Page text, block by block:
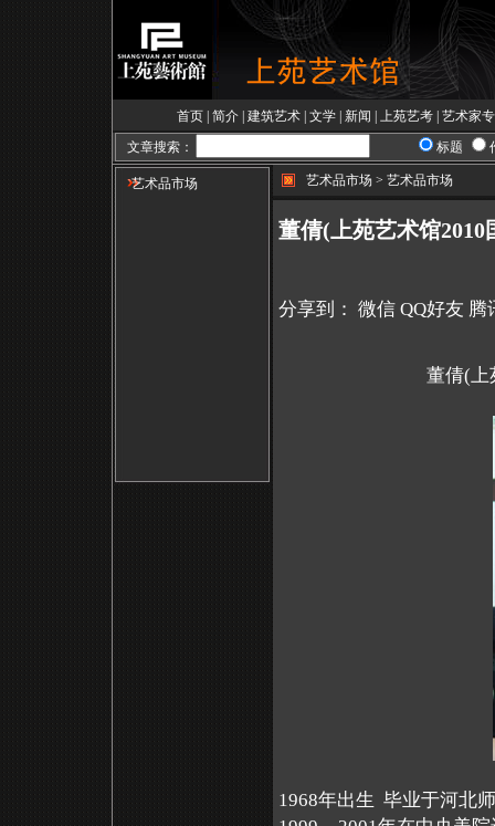
首页 简介 建筑艺术 文学 新闻 上苑艺考 艺术家
文章搜索：
标题
艺术品市场 艺术品市场 > 艺术品市场
董倩(上苑艺术馆
分享到： 微信 QQ好友 腾
董倩(上
1968年出生 毕业于河北